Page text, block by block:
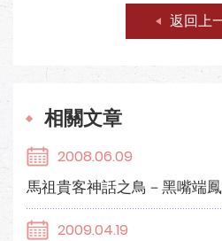
返回上
相關文章
2008.06.09
馬祖貴客神話之鳥－黑嘴端
2009.04.19